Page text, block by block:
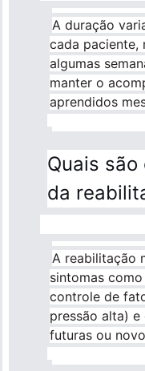
A duração
cada paciente,
algumas
manter o
aprendidos
Quais
da
A reabilitação
sintomas
controle de
pressão alta) e
futuras ou